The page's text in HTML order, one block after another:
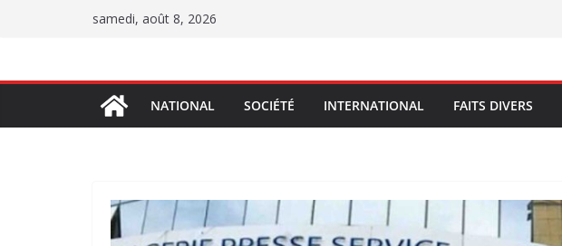
samedi, août 8, 2026
NATIONAL SOCIÉTÉ INTERNATIONAL FAITS DIVERS